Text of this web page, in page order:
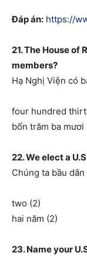
Đáp án: https://
21. The House of
members?
Hạ Nghị Viện có
four hundred
bốn trăm ba mươi
22. We elect a
Chúng ta bầu
two (2)
hai năm (2)
23. Name your